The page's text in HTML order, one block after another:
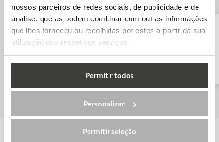
nossos parceiros de redes sociais, de publicidade e de
análise, que as podem combinar com outras informações
que lhes forneceu ou recolhidas por estes a partir da sua
utilização dos respetivos serviços.
Permitir todos
Personalizar
Permitir seleção
Thomas More University of
Applied...